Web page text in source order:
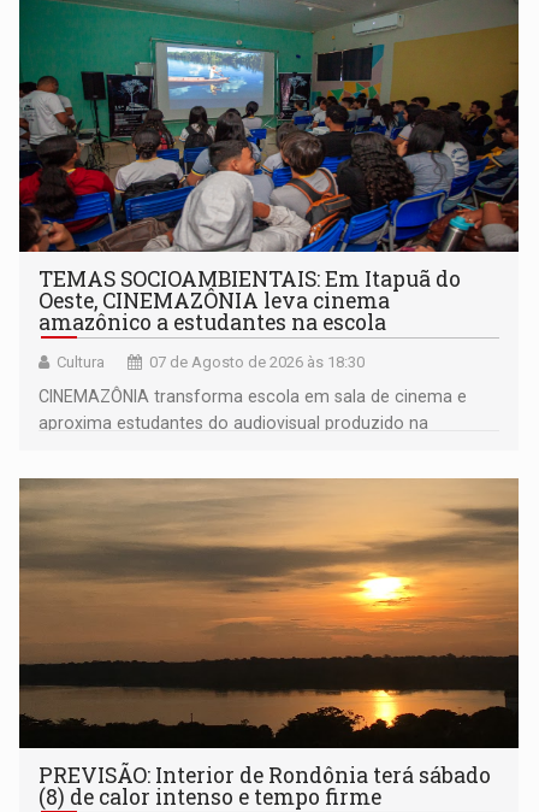
TEMAS SOCIOAMBIENTAIS: Em Itapuã do
Oeste, CINEMAZÔNIA leva cinema
amazônico a estudantes na escola
Cultura 07 de Agosto de 2026 às 18:30
CINEMAZÔNIA transforma escola em sala de cinema e
aproxima estudantes do audiovisual produzido na
PREVISÃO: Interior de Rondônia terá sábado
(8) de calor intenso e tempo firme